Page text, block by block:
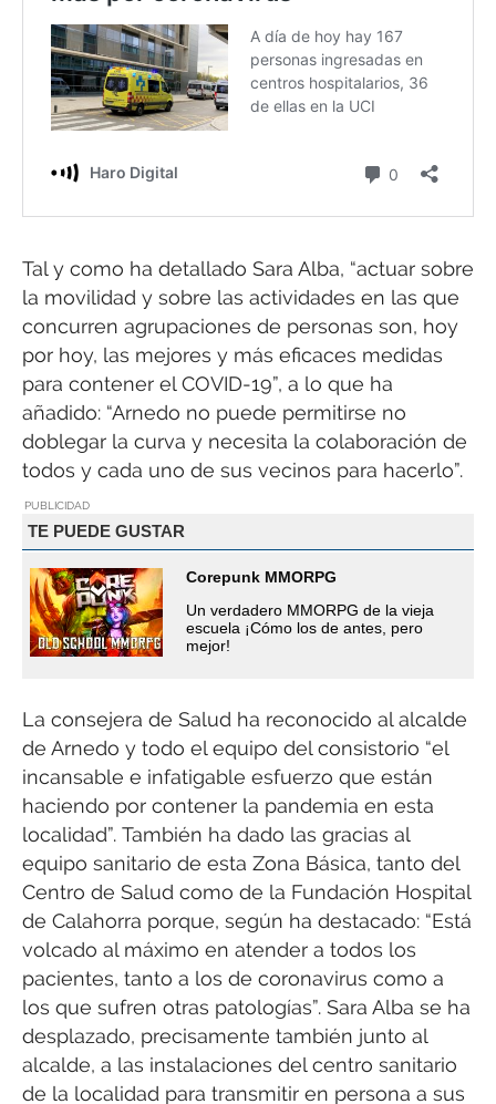
Tal y como ha detallado Sara Alba, “actuar sobre
la movilidad y sobre las actividades en las que
concurren agrupaciones de personas son, hoy
por hoy, las mejores y más eficaces medidas
para contener el COVID-19”, a lo que ha
añadido: “Arnedo no puede permitirse no
doblegar la curva y necesita la colaboración de
todos y cada uno de sus vecinos para hacerlo”.
PUBLICIDAD
TE PUEDE GUSTAR
Corepunk MMORPG
Un verdadero MMORPG de la vieja
escuela ¡Cómo los de antes, pero
mejor!
La consejera de Salud ha reconocido al alcalde
de Arnedo y todo el equipo del consistorio “el
incansable e infatigable esfuerzo que están
haciendo por contener la pandemia en esta
localidad”. También ha dado las gracias al
equipo sanitario de esta Zona Básica, tanto del
Centro de Salud como de la Fundación Hospital
de Calahorra porque, según ha destacado: “Está
volcado al máximo en atender a todos los
pacientes, tanto a los de coronavirus como a
los que sufren otras patologías”. Sara Alba se ha
desplazado, precisamente también junto al
alcalde, a las instalaciones del centro sanitario
de la localidad para transmitir en persona a sus